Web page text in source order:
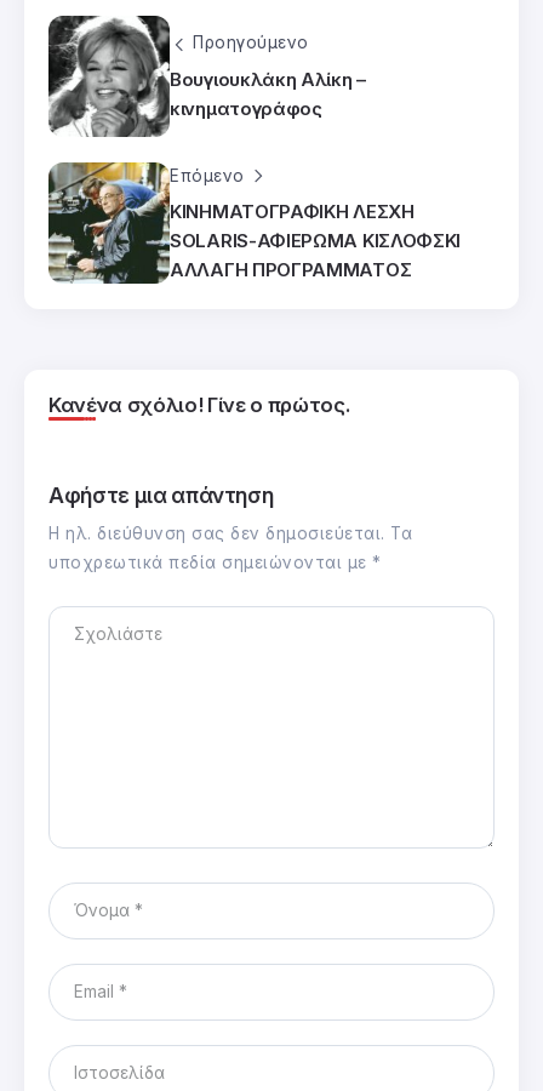
Προηγούμενο
Βουγιουκλάκη Αλίκη –
κινηματογράφος
Επόμενο
ΚΙΝΗΜΑΤΟΓΡΑΦΙΚΗ ΛΕΣΧΗ
SOLARIS-ΑΦΙΕΡΩΜΑ ΚΙΣΛΟΦΣΚΙ
ΑΛΛΑΓΗ ΠΡΟΓΡΑΜΜΑΤΟΣ
Κανένα σχόλιο! Γίνε ο πρώτος.
Αφήστε μια απάντηση
Η ηλ. διεύθυνση σας δεν δημοσιεύεται. Τα
υποχρεωτικά πεδία σημειώνονται με *